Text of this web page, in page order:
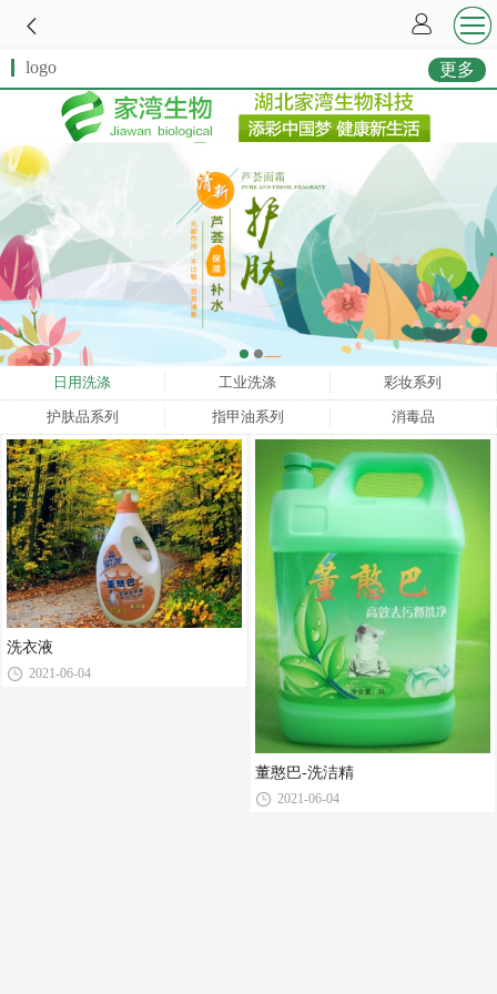
logo 更多
日用洗涤 工业洗涤 彩妆系列
护肤品系列 指甲油系列 消毒品
洗衣液
2021-06-04
董憨巴-洗洁精
2021-06-04